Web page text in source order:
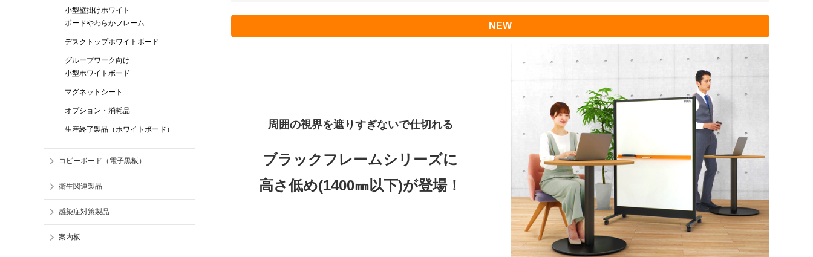
NEW
周囲の視界を遮りすぎないで仕切れる
ブラックフレームシリーズに
高さ低め(1400㎜以下)が登場！
小型壁掛けホワイト
ボードやわらかフレーム
デスクトップホワイトボード
グループワーク向け
小型ホワイトボード
マグネットシート
オプション・消耗品
生産終了製品（ホワイトボード）
コピーボード（電子黒板）
衛生関連製品
感染症対策製品
案内板